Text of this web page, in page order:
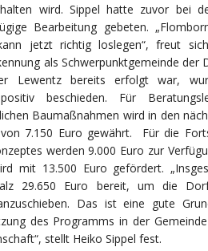
wird. Sippel hatte zuvor bei
Bearbeitung gebeten.
jetzt richtig loslegen“, freut
als Schwerpunktgemeinde der
Lewentz bereits erfolgt war,
beschieden. Für
Baumaßnahmen wird in den
7.150 Euro gewährt. Für die
werden 9.000 Euro zur
mit 13.500 Euro gefördert.
29.650 Euro bereit, um die
Das ist eine gute
des Programms in der
stellt Heiko Sippel fest.